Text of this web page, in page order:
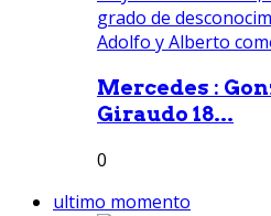
Mercedes :
Giraudo 18...
0
ultimo momento